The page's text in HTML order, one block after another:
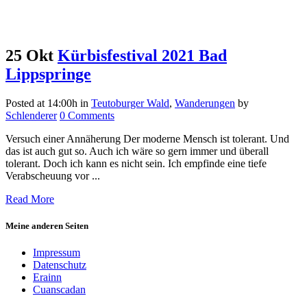
25 Okt Kürbisfestival 2021 Bad
Lippspringe
Posted at 14:00h in Teutoburger Wald, Wanderungen by
Schlenderer 0 Comments
Versuch einer Annäherung Der moderne Mensch ist tolerant. Und
das ist auch gut so. Auch ich wäre so gern immer und überall
tolerant. Doch ich kann es nicht sein. Ich empfinde eine tiefe
Verabscheuung vor ...
Read More
Meine anderen Seiten
Impressum
Datenschutz
Erainn
Cuanscadan